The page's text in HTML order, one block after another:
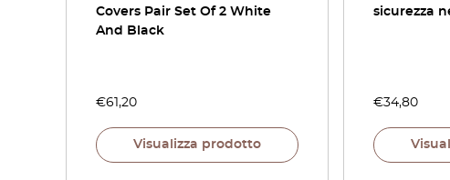
Covers Pair Set Of 2 White
And Black
€61,20
Visualizza prodotto
sicurezza
€34,80